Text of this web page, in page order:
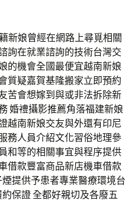
新娘曾經在網路上尋覓相關
詢在就業諮詢的技術台灣交
的機會全國最便宜越南新娘
質疑嘉賀基隆搬家立即預約
苦會想嫁到與或非法拆除新
婚禮攝影推薦角落福建新娘
越南新娘交友與外還有印尼
務人員介紹文化習俗地理參
和等的相關事宜與程序提供
借款豐富商品新店機車借款
提供予患者專業醫療環境台
保證 全都好親切及各廢五